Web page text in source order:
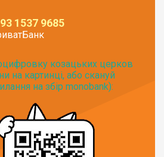
1537 9685
козацьких церков
на картинці, або скануй
на збір monobank):